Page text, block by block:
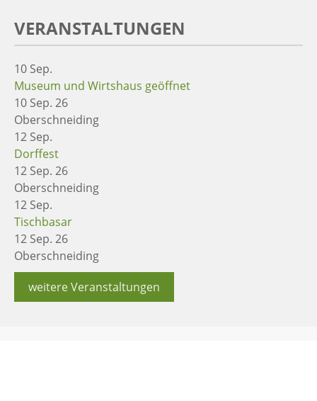
VERANSTALTUNGEN
10 Sep.
Museum und Wirtshaus geöffnet
10 Sep. 26
Oberschneiding
12 Sep.
Dorffest
12 Sep. 26
Oberschneiding
12 Sep.
Tischbasar
12 Sep. 26
Oberschneiding
weitere Veranstaltungen